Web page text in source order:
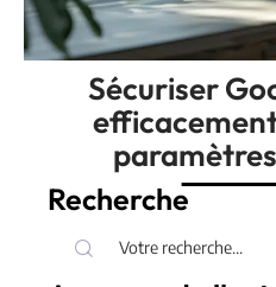
Sécuriser
Recherche